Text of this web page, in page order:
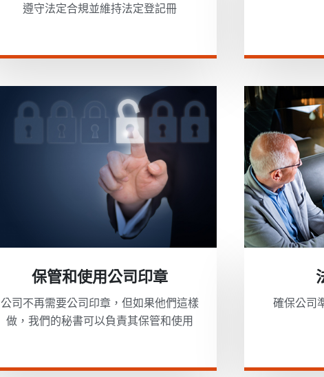
遵守法定合規並維持法定登記冊
保管和使用公司印章
公司不再需要公司印章，但如果他們這樣
做，我們的秘書可以負責其保管和使用
確保公司